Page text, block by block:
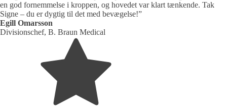
en god fornemmelse i kroppen, og hovedet var klart tænkende. Tak
Signe – du er dygtig til det med bevægelse!”
Egill Omarsson
Divisionschef, B. Braun Medical